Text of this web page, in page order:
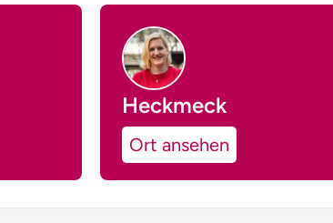
Heckmeck
Ort ansehen